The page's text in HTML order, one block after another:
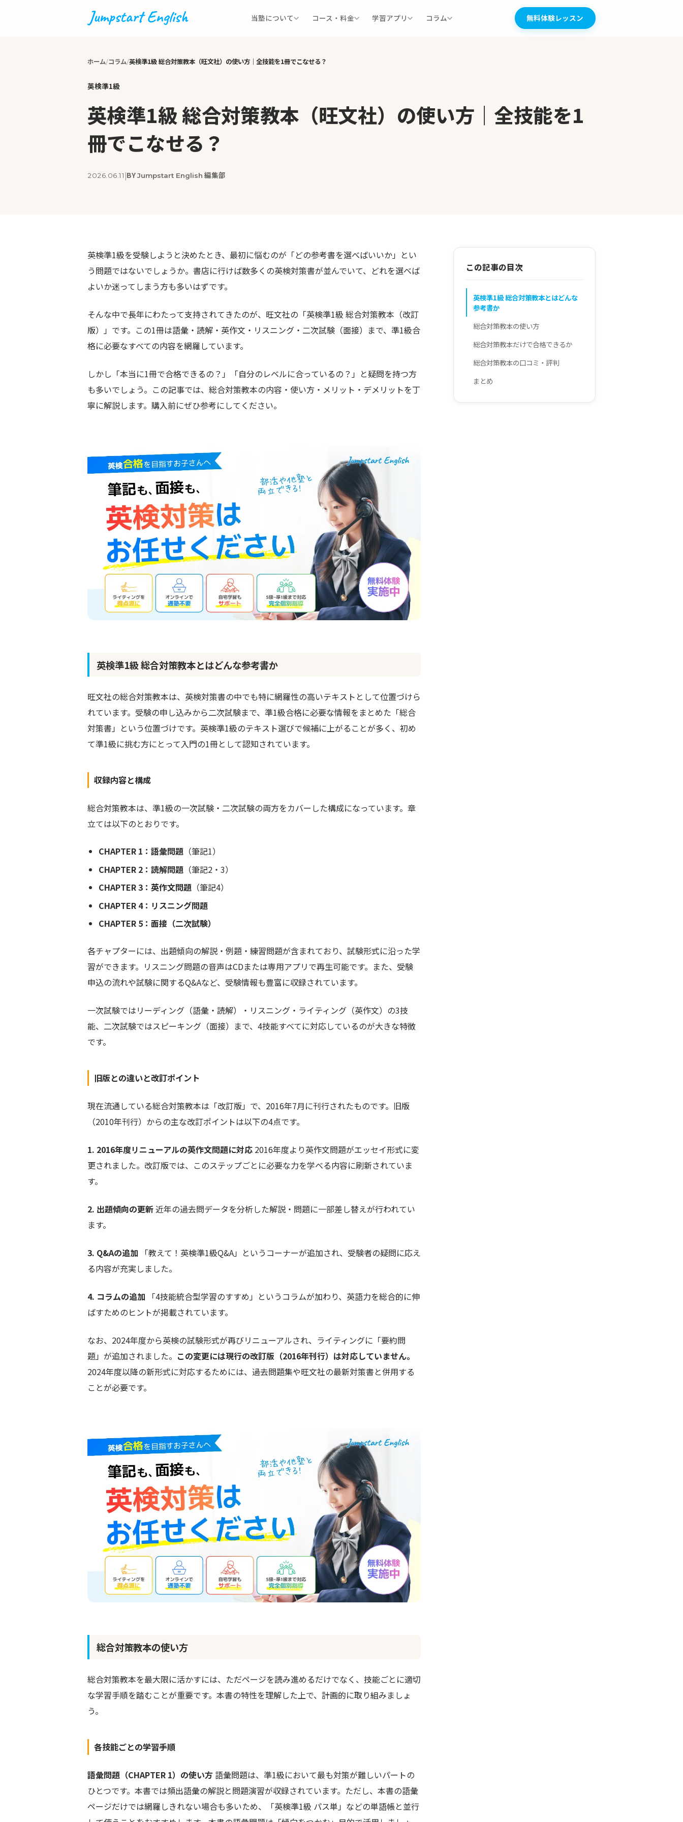
当塾について コース・料金 学習アプリ コラム 無料体験レッスン
ホーム コラム 英検準1級 総合対策教本（旺文社）の使い方｜全技能を1冊でこなせる？
英検準1級
英検準1級 総合対策教本（旺文社）の使い方｜全技能を1
冊でこなせる？
2026.06.11 |BYJumpstart English 編集部
英検準1級を受験しようと決めたとき、最初に悩むのが「どの参考書を選べばいいか」とい
う問題ではないでしょうか。書店に行けば数多くの英検対策書が並んでいて、どれを選べば
よいか迷ってしまう方も多いはずです。
そんな中で長年にわたって支持されてきたのが、旺文社の「英検準1級 総合対策教本（改訂
版）」です。この1冊は語彙・読解・英作文・リスニング・二次試験（面接）まで、準1級合
格に必要なすべての内容を網羅しています。
しかし「本当に1冊で合格できるの？」「自分のレベルに合っているの？」と疑問を持つ方
も多いでしょう。この記事では、総合対策教本の内容・使い方・メリット・デメリットを丁
寧に解説します。購入前にぜひ参考にしてください。
英検準1級 総合対策教本とはどんな参考書か
旺文社の総合対策教本は、英検対策書の中でも特に網羅性の高いテキストとして位置づけら
れています。受験の申し込みから二次試験まで、準1級合格に必要な情報をまとめた「総合
対策書」という位置づけです。英検準1級のテキスト選びで候補に上がることが多く、初め
て準1級に挑む方にとって入門の1冊として認知されています。
収録内容と構成
総合対策教本は、準1級の一次試験・二次試験の両方をカバーした構成になっています。章
立ては以下のとおりです。
CHAPTER 1：語彙問題 （筆記1）
CHAPTER 2：読解問題 （筆記2・3）
CHAPTER 3：英作文問題 （筆記4）
CHAPTER 4：リスニング問題
CHAPTER 5：面接（二次試験）
各チャプターには、出題傾向の解説・例題・練習問題が含まれており、試験形式に沿った学
習ができます。リスニング問題の音声はCDまたは専用アプリで再生可能です。また、受験
申込の流れや試験に関するQ&Aなど、受験情報も豊富に収録されています。
一次試験ではリーディング（語彙・読解）・リスニング・ライティング（英作文）の3技
能、二次試験ではスピーキング（面接）まで、4技能すべてに対応しているのが大きな特徴
です。
旧版との違いと改訂ポイント
現在流通している総合対策教本は「改訂版」で、2016年7月に刊行されたものです。旧版
（2010年刊行）からの主な改訂ポイントは以下の4点です。
1. 2016年度リニューアルの英作文問題に対応 2016年度より英作文問題がエッセイ形式に変
更されました。改訂版では、このステップごとに必要な力を学べる内容に刷新されていま
す。
2. 出題傾向の更新近年の過去問データを分析した解説・問題に一部差し替えが行われてい
ます。
3. Q&Aの追加 「教えて！英検準1級Q&A」というコーナーが追加され、受験者の疑問に応え
る内容が充実しました。
4. コラムの追加 「4技能統合型学習のすすめ」というコラムが加わり、英語力を総合的に伸
ばすためのヒントが掲載されています。
なお、2024年度から英検の試験形式が再びリニューアルされ、ライティングに「要約問
題」が追加されました。 この変更には現行の改訂版（2016年刊行）は対応していません。
2024年度以降の新形式に対応するためには、過去問題集や旺文社の最新対策書と併用する
ことが必要です。
総合対策教本の使い方
総合対策教本を最大限に活かすには、ただページを読み進めるだけでなく、技能ごとに適切
な学習手順を踏むことが重要です。本書の特性を理解した上で、計画的に取り組みましょ
う。
各技能ごとの学習手順
語彙問題（CHAPTER 1）の使い方 語彙問題は、準1級において最も対策が難しいパートの
ひとつです。本書では頻出語彙の解説と問題演習が収録されています。ただし、本書の語彙
ページだけでは網羅しきれない場合も多いため、「英検準1級 パス単」などの単語帳と並行
この記事の目次
英検準1級 総合対策教本とはどんな
参考書か
総合対策教本の使い方
総合対策教本だけで合格できるか
総合対策教本の口コミ・評判
まとめ